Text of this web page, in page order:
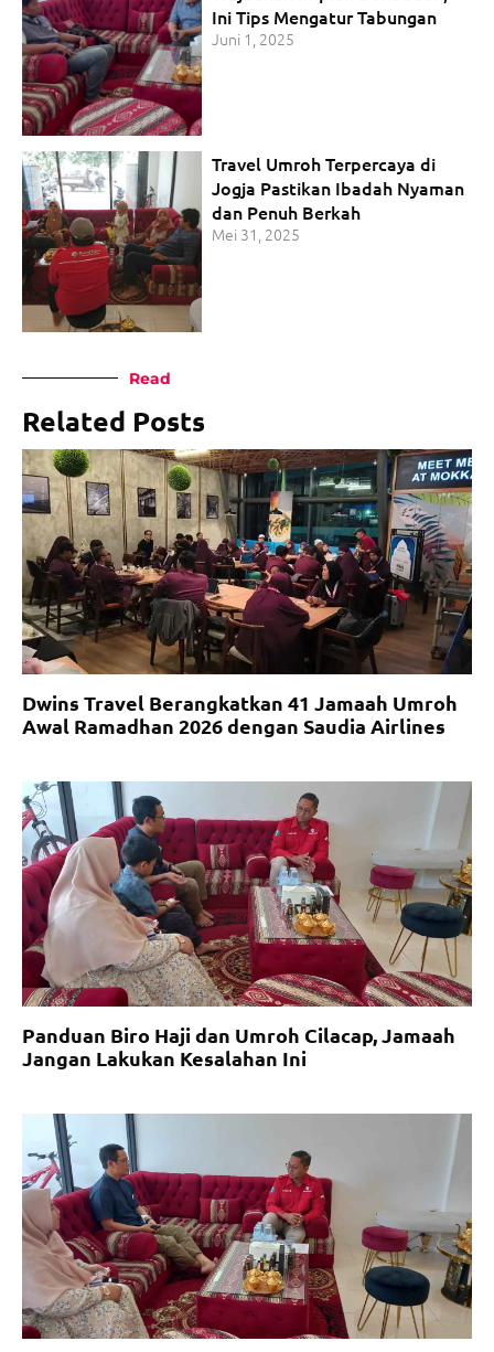
Ini Tips Mengatur Tabungan
Juni 1, 2025
Travel Umroh Terpercaya di
Jogja Pastikan Ibadah Nyaman
dan Penuh Berkah
Mei 31, 2025
Read
Related Posts
Dwins Travel Berangkatkan 41 Jamaah Umroh
Awal Ramadhan 2026 dengan Saudia Airlines
Panduan Biro Haji dan Umroh Cilacap, Jamaah
Jangan Lakukan Kesalahan Ini